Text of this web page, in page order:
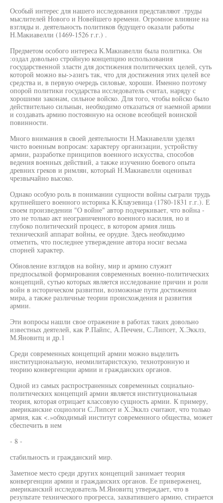
Особый интерес для нашего исследования представляют .труды
мыслителей Нового и Новейшего времени. Огромное влияние на
взгляды и. деятельность политиков будущего оказали работы
Н.Макиавелли (1469-1526 г.г.) .
Предметом особого интереса К.Макиавелли была политика. Он
:оздал довольно стройную концепцию использования
государственной зластн для достижения политических целей, суть
которой можно вы->азигь так, что для достижения этих целей все
средства и, в первую очередь силовые, хороши. Именно поэтому
опорой политики государства исследователь считал, наряду с
хорошими законам, сильное войско. Для того, чтобы войско было
действительно сильнын, необходимо отказаться от наемной армии
и создавать армию постоянную на основе всеобщей воинской
повинности.
Много внимания в своей деятельности Н.Макиавелли уделял
чисто военным вопросам: характеру организации, устройству
армии, разработке принципов военного искусства, способов
ведения военных действий, а также изучению боевого опыта
древних греков и римлян, который Н.Макиавелли оценивал
чрезвычайно высоко.
Однако особую роль в понимании сущности войны сыграли трудь
крупнейшего военного историка К.Клаузевица (1780-1831 г.г.). Е
своем произведении "О войне" автор подчеркивает, что война -
это не только акт неограниченного военного насилия, но и
глубоко политический процесс, в котором армия лишь
технический аппарат войны, ее орудие. Здесь необходимо
отметить, что последнее утверждение автора носиг весьма
спорней характер.
Обновление взглядов на войну, мир и армию служит
предпосылкой формирования современных военно-политических
концепций, сутью которых является исследование причин и роли
войн в историческом развитии, возможные пути достижения
мира, а также различные теории происхождения и развития
армии.
Эти вопросы нашли свое отражение в работах таких довольно
известных деятелей, как Р.Пайпс, А.Печчеи, С.Липсет, Х.Экклз,
М.Яновитц и др.1
Среди современных концепций армии можно выделить
институциональную, неомилитаристскую, технотронную и
теорию конвергенции армии и гражданских органов.
Одной из самых распространенных современных социально-
политических концепций армии является институциональная
теория, которая отрицает классовую сущность армии. К примеру,
американские социологи С.Липсет и Х.Экклз считают, что только
армия, как <.»обходимый институт современного общества, может
сбеспечить в нем
- 8 -
стабильность и гражданский мир.
Заметное место среди других концепций занимает теория
конвергенции армии и гражданских органов. Ее приверженец,
американский исследователь М.Яновитц утверждает, что в
результате технического прогресса, захватившего армию, стирается